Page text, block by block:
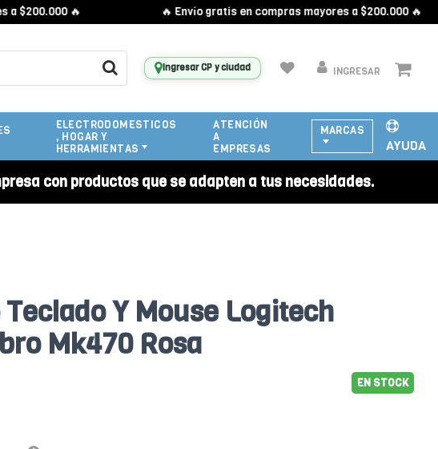
🔥 🔥 Envío gratis en compras mayores a $200.000 🔥
Ingresar CP y ciudad INGRESAR
ELECTRODOMESTICOS
, HOGAR Y
HERRAMIENTAS
ATENCIÓN
A
EMPRESAS
MARCAS
AYUDA
con productos que se adapten a tus necesidades.
Y Mouse Logitech
Mk470 Rosa
EN STOCK